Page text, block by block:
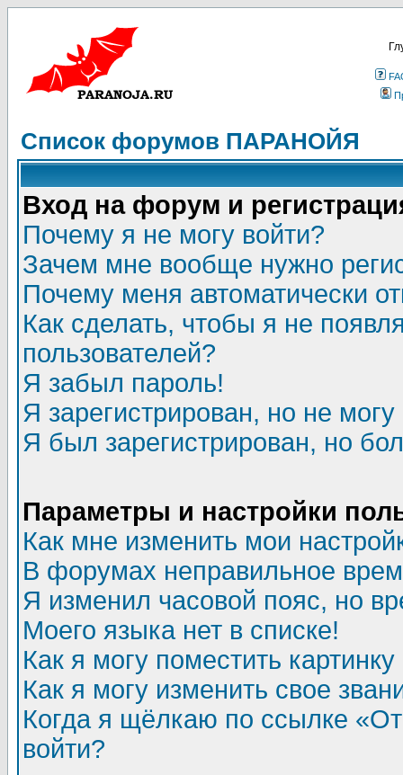
Список форумов ПАРАНОЙЯ
Вход на форум и
Почему я не могу войти?
Зачем мне вообще нужно
Почему меня автоматически
Как сделать, чтобы я не
пользователей?
Я забыл пароль!
Я зарегистрирован, но не могу
Я был зарегистрирован, но
Параметры и настройки
Как мне изменить мои
В форумах неправильное
Я изменил часовой пояс, но
Моего языка нет в списке!
Как я могу поместить
Как я могу изменить свое
Когда я щёлкаю по ссылке
войти?